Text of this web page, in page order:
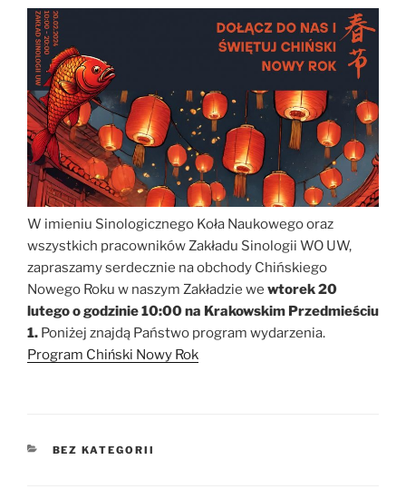
W imieniu Sinologicznego Koła Naukowego oraz
wszystkich pracowników Zakładu Sinologii WO UW,
zapraszamy serdecznie na obchody Chińskiego
Nowego Roku w naszym Zakładzie we wtorek 20
lutego o godzinie 10:00 na Krakowskim Przedmieściu
1. Poniżej znajdą Państwo program wydarzenia.
Program Chiński Nowy Rok
KATEGORIE
BEZ KATEGORII